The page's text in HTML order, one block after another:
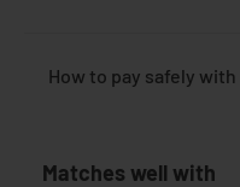
How to pay safely with
Matches well with